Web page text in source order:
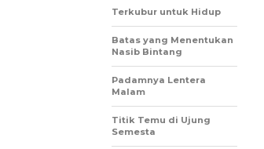
Terkubur untuk Hidup
Batas yang Menentukan
Nasib Bintang
Padamnya Lentera
Malam
Titik Temu di Ujung
Semesta